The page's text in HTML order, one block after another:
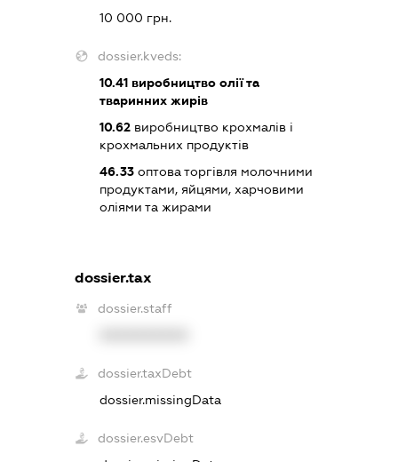
10 000 грн.
dossier.kveds:
10.41 виробництво олії та
тваринних жирів
10.62 виробництво крохмалів і
крохмальних продуктів
46.33 оптова торгівля молочними
продуктами, яйцями, харчовими
оліями та жирами
dossier.tax
dossier.staff
dossier.taxDebt
dossier.missingData
dossier.esvDebt